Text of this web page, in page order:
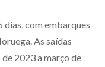
dias, com embarques
As saídas
2023 a março de